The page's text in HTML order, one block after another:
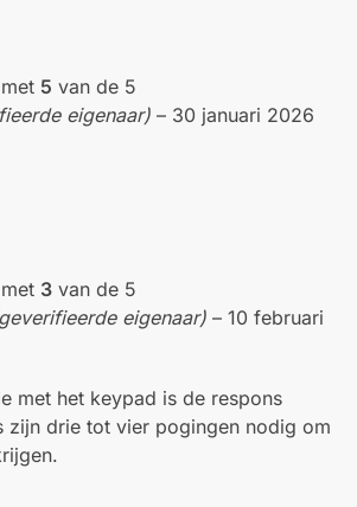
5 van de 5
eigenaar) – 30 januari 2026
3 van de 5
eigenaar) – 10 februari
met het keypad is de respons
zijn drie tot vier pogingen nodig om